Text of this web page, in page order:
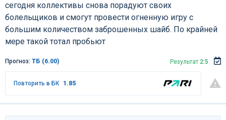
сегодня коллективы снова порадуют своих
болельщиков и смогут провести огненную игру с
большим количеством заброшенных шайб. По крайней
мере такой тотал пробьют
Прогноз: ТБ (6.00) Результат 2:5
Повторить в БК 1.85